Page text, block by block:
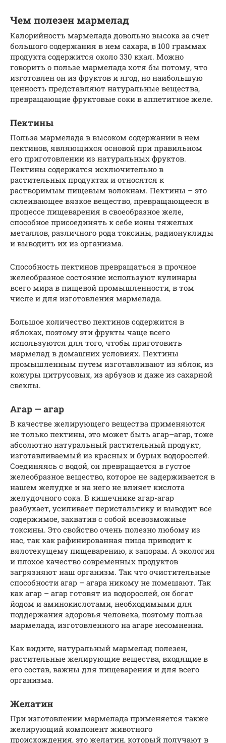
Чем полезен мармелад
Калорийность мармелада довольно высока за счет
большого содержания в нем сахара, в 100 граммах
продукта содержится около 330 ккал. Можно
говорить о пользе мармелада хотя бы потому, что
изготовлен он из фруктов и ягод, но наибольшую
ценность представляют натуральные вещества,
превращающие фруктовые соки в аппетитное желе.
Пектины
Польза мармелада в высоком содержании в нем
пектинов, являющихся основой при правильном
его приготовлении из натуральных фруктов.
Пектины содержатся исключительно в
растительных продуктах и относятся к
растворимым пищевым волокнам. Пектины – это
склеивающее вязкое вещество, превращающееся в
процессе пищеварения в своеобразное желе,
способное присоединять к себе ионы тяжелых
металлов, различного рода токсины, радионуклиды
и выводить их из организма.
Способность пектинов превращаться в прочное
желеобразное состояние используют кулинары
всего мира в пищевой промышленности, в том
числе и для изготовления мармелада.
Большое количество пектинов содержится в
яблоках, поэтому эти фрукты чаще всего
используются для того, чтобы приготовить
мармелад в домашних условиях. Пектины
промышленным путем изготавливают из яблок, из
кожуры цитрусовых, из арбузов и даже из сахарной
свеклы.
Агар — агар
В качестве желирующего вещества применяются
не только пектины, это может быть агар–агар, тоже
абсолютно натуральный растительный продукт,
изготавливаемый из красных и бурых водорослей.
Соединяясь с водой, он превращается в густое
желеобразное вещество, которое не задерживается в
нашем желудке и на него не влияет кислота
желудочного сока. В кишечнике агар-агар
разбухает, усиливает перистальтику и выводит все
содержимое, захватив с собой всевозможные
токсины. Это свойство очень полезно любому из
нас, так как рафинированная пища приводит к
вялотекущему пищеварению, к запорам. А экология
и плохое качество современных продуктов
загрязняют наш организм. Так что очистительные
способности агар – агара никому не помешают. Так
как агар – агар готовят из водорослей, он богат
йодом и аминокислотами, необходимыми для
поддержания здоровья человека, поэтому польза
мармелада, изготовленного на агаре несомненна.
Как видите, натуральный мармелад полезен,
растительные желирующие вещества, входящие в
его состав, важны для пищеварения и для всего
организма.
Желатин
При изготовлении мармелада применяется также
желирующий компонент животного
происхождения, это желатин, который получают в